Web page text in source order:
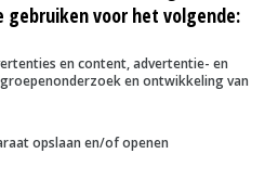
lidstaten. Daar moet
moeten worden voor het
boeren en tuinders de
te verhandelen.
gebruiken voor het volgende:
en content, advertentie- en
en ontwikkeling van
opslaan en/of openen